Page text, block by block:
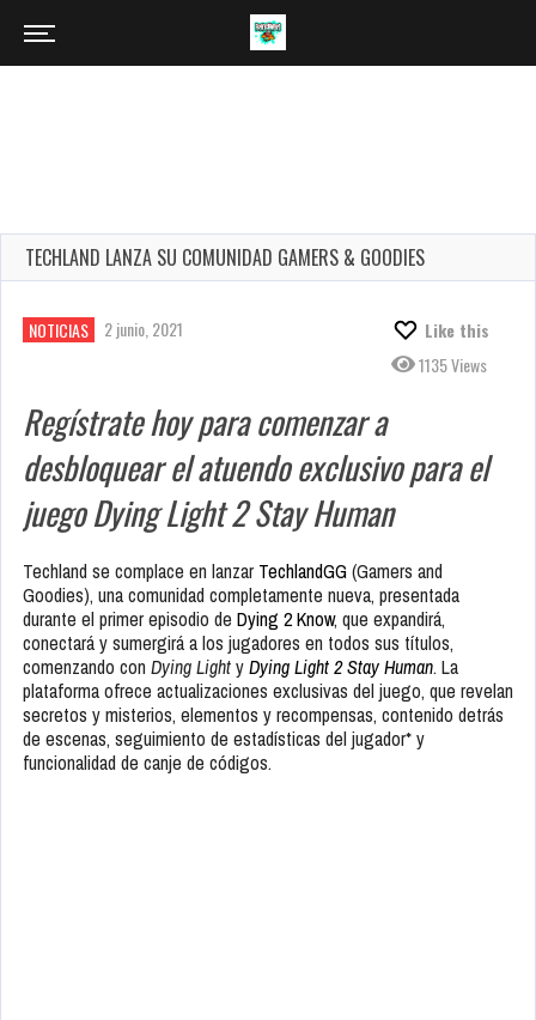
TECHLAND LANZA SU COMUNIDAD GAMERS & GOODIES
NOTICIAS 2 junio, 2021
Like this
1135 Views
Regístrate hoy para comenzar a
desbloquear el atuendo exclusivo para el
juego Dying Light 2 Stay Human
Techland se complace en lanzar TechlandGG(Gamers and
Goodies), una comunidad completamente nueva, presentada
durante el primer episodio de Dying 2 Know, que expandirá,
conectará y sumergirá a los jugadores en todos sus títulos,
comenzando con Dying LightyDying Light 2 Stay Human. La
plataforma ofrece actualizaciones exclusivas del juego, que revelan
secretos y misterios, elementos y recompensas, contenido detrás
de escenas, seguimiento de estadísticas del jugador* y
funcionalidad de canje de códigos.